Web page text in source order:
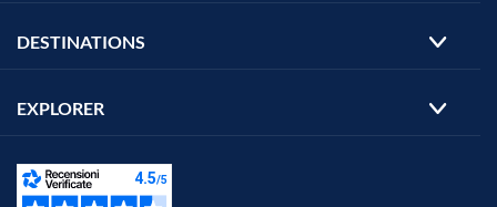
DESTINATIONS
EXPLORER